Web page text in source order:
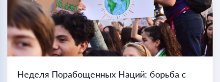
Неделя Порабощенных Наций: борьба с